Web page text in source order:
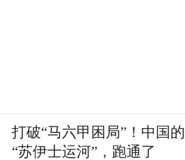
打破“马六甲困局”！中国的
“苏伊士运河”，跑通了